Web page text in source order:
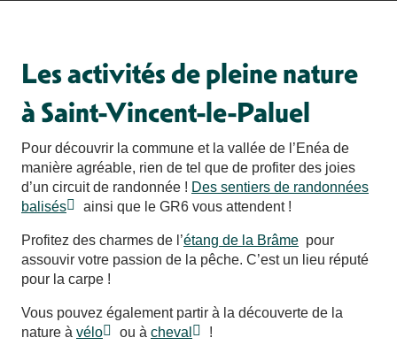
Les activités de pleine nature
à Saint-Vincent-le-Paluel
Pour découvrir la commune et la vallée de l’Enéa de
manière agréable, rien de tel que de profiter des joies
d’un circuit de randonnée ! Des sentiers de randonnées
balisés
ainsi que le GR6 vous attendent !
Profitez des charmes de l’étang de la Brâme pour
assouvir votre passion de la pêche. C’est un lieu réputé
pour la carpe !
Vous pouvez également partir à la découverte de la
nature à vélo ou à cheval !